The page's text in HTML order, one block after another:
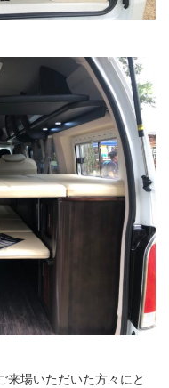
来場いただいた方々にと